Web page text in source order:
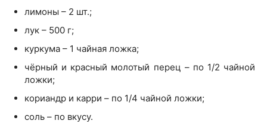
лимоны – 2 шт.;
лук – 500 г;
куркума – 1 чайная ложка;
чёрный и красный молотый перец – по 1/2 чайной
ложки;
кориандр и карри – по 1/4 чайной ложки;
соль – по вкусу.